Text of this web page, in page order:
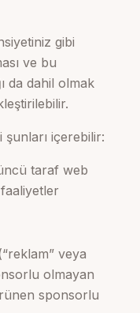
gibi
ve bu
da dahil olmak
şunları içerebilir:
taraf web
veya
olmayan
sponsorlu